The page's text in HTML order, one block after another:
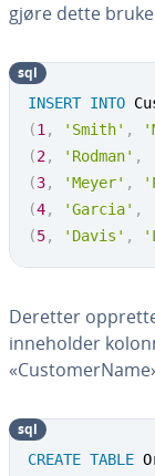
gjøre dette
INSERT INTO
(1 , 'Smith' ,
(2, 'Rodman' ,
(3, 'Meyer' ,
(4, 'Garcia' ,
(5, 'Davis' ,
sql
Deretter
inneholder
CREATE TABLE
sql